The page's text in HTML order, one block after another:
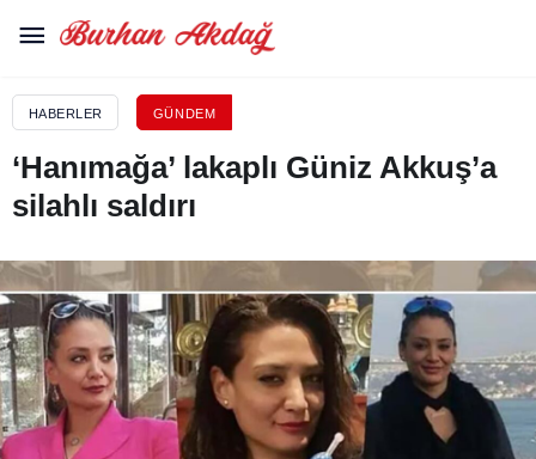
HABERLER GÜNDEM
‘Hanımağa’ lakaplı Güniz Akkuş’a
silahlı saldırı